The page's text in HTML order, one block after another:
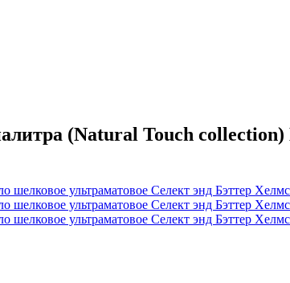
(Natural Touch